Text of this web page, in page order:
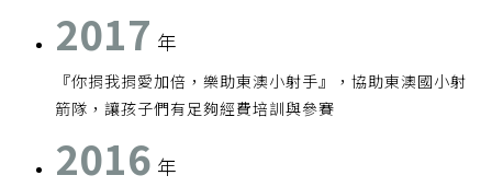
2017 年
『你捐我捐愛加倍，樂助東澳小射手』，協助東澳國小射
箭隊，讓孩子們有足夠經費培訓與參賽
2016 年